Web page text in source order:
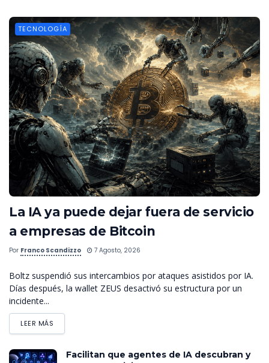
TECNOLOGÍA
La IA ya puede dejar fuera de servicio
a empresas de Bitcoin
Por Franco Scandizzo 7 Agosto, 2026
Boltz suspendió sus intercambios por ataques asistidos por IA.
Días después, la wallet ZEUS desactivó su estructura por un
incidente...
LEER MÁS
Facilitan que agentes de IA descubran y